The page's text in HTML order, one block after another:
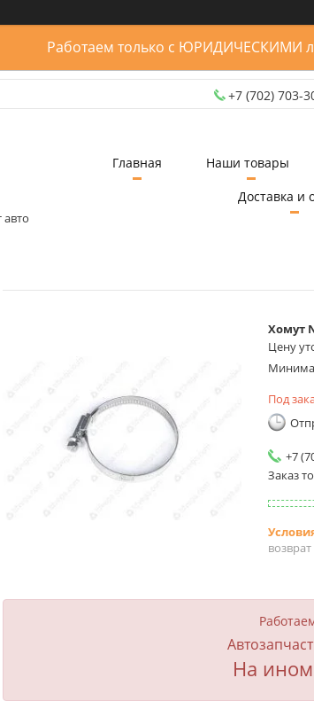
Работаем только с ЮРИДИЧЕСКИМИ
+7 (702) 703-
авто
Главная Наши товары
Доставка и
Хомут
Цену
Под
+7
Заказ
На